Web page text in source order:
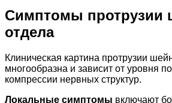
Симптомы протрузии
отдела
Клиническая картина протрузии
многообразна и зависит от уровня
компрессии нервных структур.
Локальные симптомы включают